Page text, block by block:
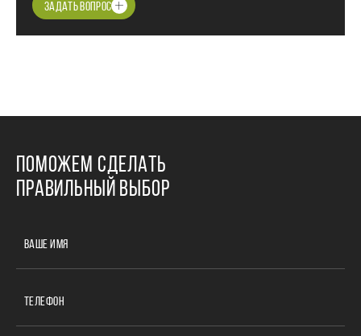
ЗАДАТЬ ВОПРОС
ПОМОЖЕМ СДЕЛАТЬ
ПРАВИЛЬНЫЙ ВЫБОР
ВАШЕ ИМЯ
ТЕЛЕФОН